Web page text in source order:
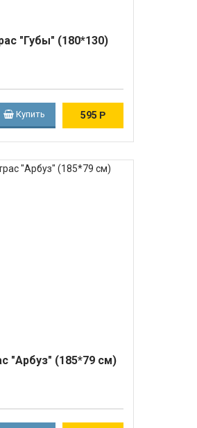
"Губы" (180*130)
Купить 595 Р
"Арбуз" (185*79 см)